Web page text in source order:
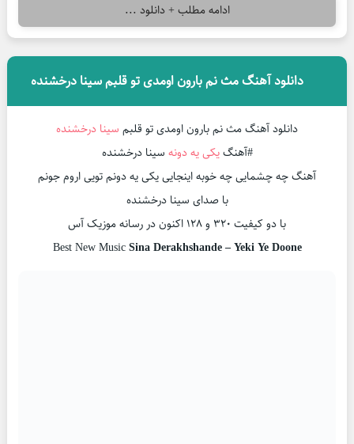
ادامه مطلب + دانلود ...
دانلود آهنگ مث نم بارون اومدی تو قلبم سینا درخشنده
دانلود آهنگ مث نم بارون اومدی تو قلبم سینا درخشنده
#آهنگیکی یه دونه سینا درخشنده
آهنگ چه چشمایی چه خوبه اینجایی یکی یه دونم تویی اروم جونم
با صدای سینا درخشنده
با دو کیفیت ۳۲۰ و ۱۲۸ اکنون در رسانه موزیک آس
Best New MusicSina Derakhshande – Yeki Ye Doone